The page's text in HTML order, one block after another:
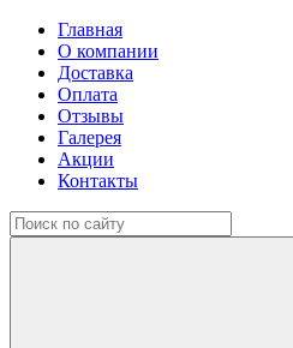
Главная
О компании
Доставка
Оплата
Отзывы
Галерея
Акции
Контакты